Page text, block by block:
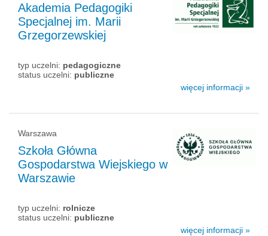
Akademia Pedagogiki
Specjalnej im. Marii
Grzegorzewskiej
typ uczelni: pedagogiczne
status uczelni: publiczne
więcej informacji »
Warszawa
Szkoła Główna
Gospodarstwa Wiejskiego w
Warszawie
typ uczelni: rolnicze
status uczelni: publiczne
więcej informacji »